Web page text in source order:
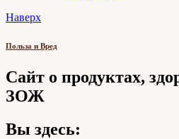
Наверх
Польза и Вред
Сайт о продуктах,
ЗОЖ
Вы здесь: